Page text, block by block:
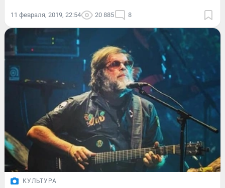
11 февраля, 2019, 22:54 20 885 8
КУЛЬТУРА